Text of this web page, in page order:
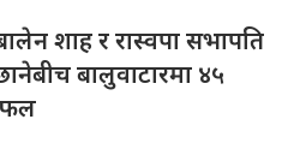
बालेन शाह र रास्वपा सभापति
बालुवाटारमा ४५